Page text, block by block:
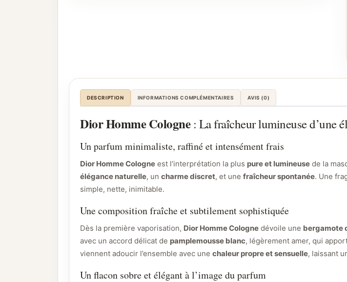
DESCRIPTION INFORMATIONS COMPLÉMENTAIRES AVIS (0)
Dior Homme Cologne: La fraîcheur lumineuse d’une
Un parfum minimaliste, raffiné et intensément frais
Dior Homme Cologne est l’interprétation la plus pure et lumineuse de la
élégance naturelle, un charme discret, et une fraîcheur spontanée. Une
simple, nette, inimitable.
Une composition fraîche et subtilement sophistiquée
Dès la première vaporisation, Dior Homme Cologne dévoile une bergamote
avec un accord délicat de pamplemousse blanc, légèrement amer, qui
viennent adoucir l’ensemble avec une chaleur propre et sensuelle, laissant
Un flacon sobre et élégant à l’image du parfum